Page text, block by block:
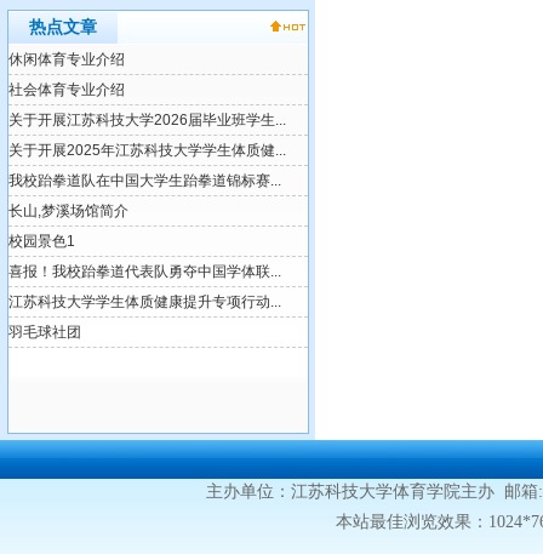
热点文章
主办单位：江苏科技大学体育学院主办 邮箱
本站最佳浏览效果：